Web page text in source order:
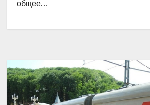
общее…